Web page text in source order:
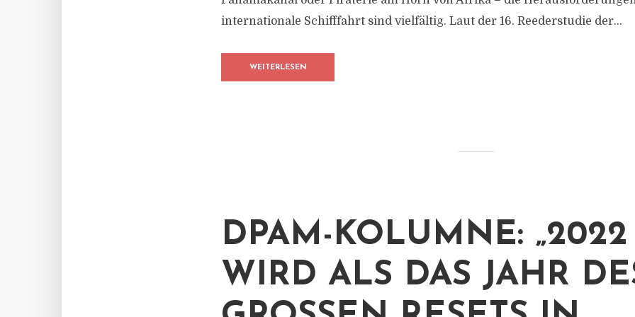
internationale Schifffahrt sind vielfältig. Laut der 16. Reederstudie der...
WEITERLESEN
DPAM-KOLUMNE: „2022
WIRD ALS DAS JAHR